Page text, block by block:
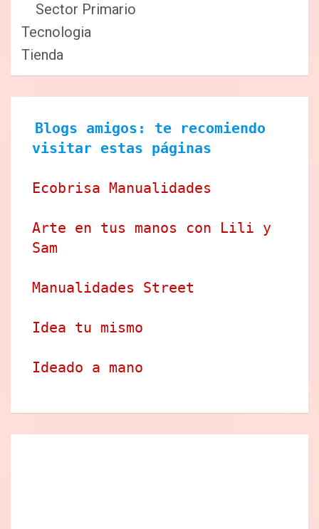
Sector Primario
Tecnologia
Tienda
Blogs amigos: te recomiendo
visitar estas páginas
Ecobrisa Manualidades
Arte en tus manos con Lili y
Sam
Manualidades Street
Idea tu mismo
Ideado a mano